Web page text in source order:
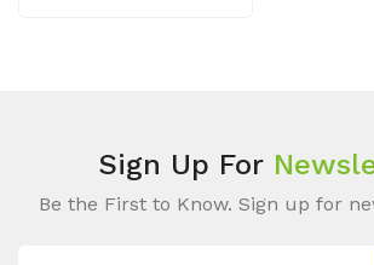
Sign Up For
Be the First to Know. Sign up for